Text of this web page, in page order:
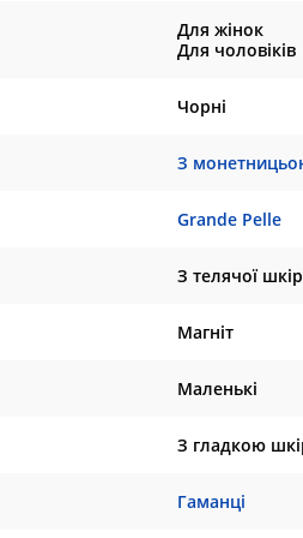
Для жінок
Для чоловіків
Чорні
З
Grande Pelle
З телячої
Магніт
Маленькі
З гладкою
Гаманці